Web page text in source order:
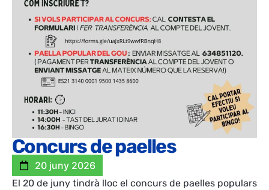
Concurs de paelles
20 juny 2026
El 20 de juny tindrà lloc el concurs de paelles populars